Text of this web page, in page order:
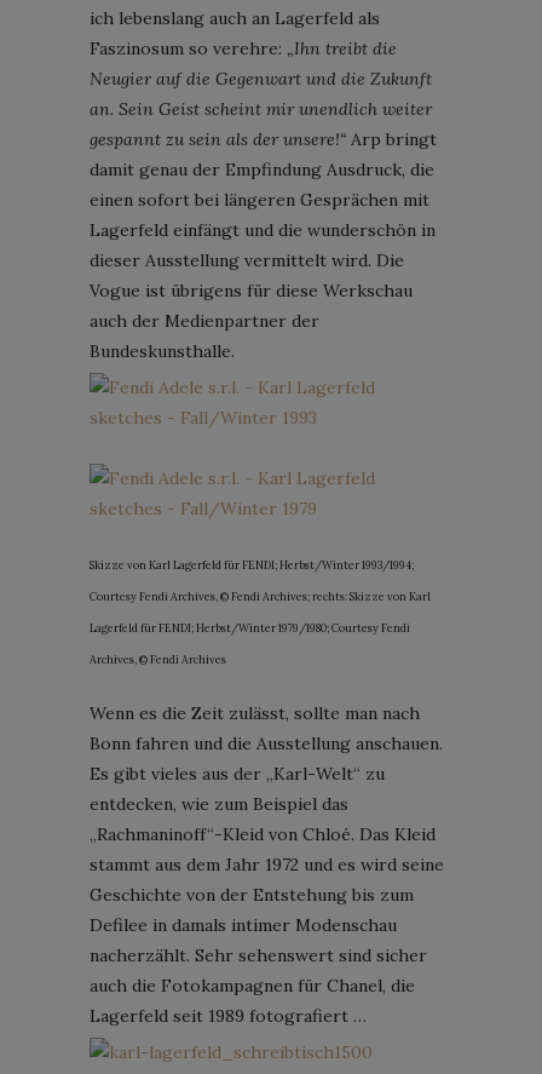
ich lebenslang auch an Lagerfeld als
Faszinosum so verehre: „Ihn treibt die
Neugier auf die Gegenwart und die Zukunft
an. Sein Geist scheint mir unendlich weiter
gespannt zu sein als der unsere!“ Arp bringt
damit genau der Empfindung Ausdruck, die
einen sofort bei längeren Gesprächen mit
Lagerfeld einfängt und die wunderschön in
dieser Ausstellung vermittelt wird. Die
Vogue ist übrigens für diese Werkschau
auch der Medienpartner der
Bundeskunsthalle.
Skizze von Karl Lagerfeld für FENDI; Herbst/Winter 1993/1994;
Courtesy Fendi Archives, © Fendi Archives; rechts: Skizze von Karl
Lagerfeld für FENDI; Herbst/Winter 1979/1980; Courtesy Fendi
Archives, © Fendi Archives
Wenn es die Zeit zulässt, sollte man nach
Bonn fahren und die Ausstellung anschauen.
Es gibt vieles aus der „Karl-Welt“ zu
entdecken, wie zum Beispiel das
„Rachmaninoff“-Kleid von Chloé. Das Kleid
stammt aus dem Jahr 1972 und es wird seine
Geschichte von der Entstehung bis zum
Defilee in damals intimer Modenschau
nacherzählt. Sehr sehenswert sind sicher
auch die Fotokampagnen für Chanel, die
Lagerfeld seit 1989 fotografiert …